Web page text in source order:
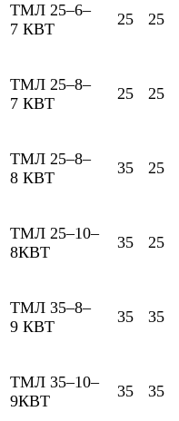
ТМЛ 25–6–
7 КВТ
25 25
ТМЛ 25–8–
7 КВТ
25 25
ТМЛ 25–8–
8 КВТ
35 25
ТМЛ 25–10–
8КВТ
35 25
ТМЛ 35–8–
9 КВТ
35 35
ТМЛ 35–10–
9КВТ
35 35